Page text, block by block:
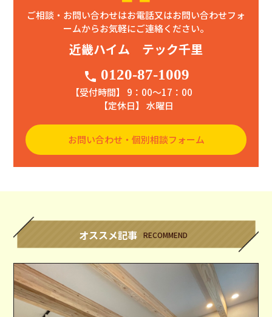
ご相談・お問い合わせはお電話又はお問い合わせフォ
ームからお気軽にご連絡ください。
近畿ハイム テック千里
phone 0120-87-1009
【受付時間】 9：00〜17：00
【定休日】 水曜日
お問い合わせ・個別相談フォーム
オススメ記事 RECOMMEND